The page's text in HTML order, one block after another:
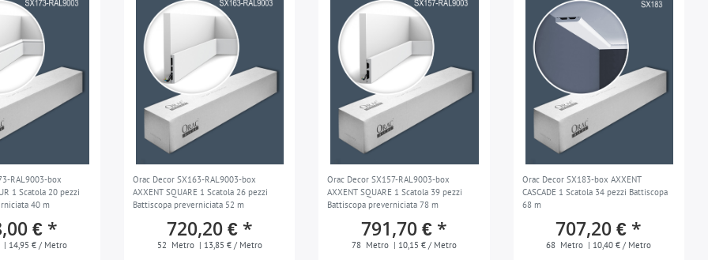
RAL9003-box
1 Scatola 20 pezzi
40 m
€ *
| 14,95 € / Metro
Orac Decor SX163-RAL9003-box
AXXENT SQUARE 1 Scatola 26 pezzi
Battiscopa preverniciata 52 m
720,20 € *
52 Metro | 13,85 € / Metro
Orac Decor SX157-RAL9003-box
AXXENT SQUARE 1 Scatola 39 pezzi
Battiscopa preverniciata 78 m
791,70 € *
78 Metro | 10,15 € / Metro
Orac Decor SX183-box AXXENT
CASCADE 1 Scatola 34 pezzi Battiscopa
68 m
707,20 € *
68 Metro | 10,40 € / Metro